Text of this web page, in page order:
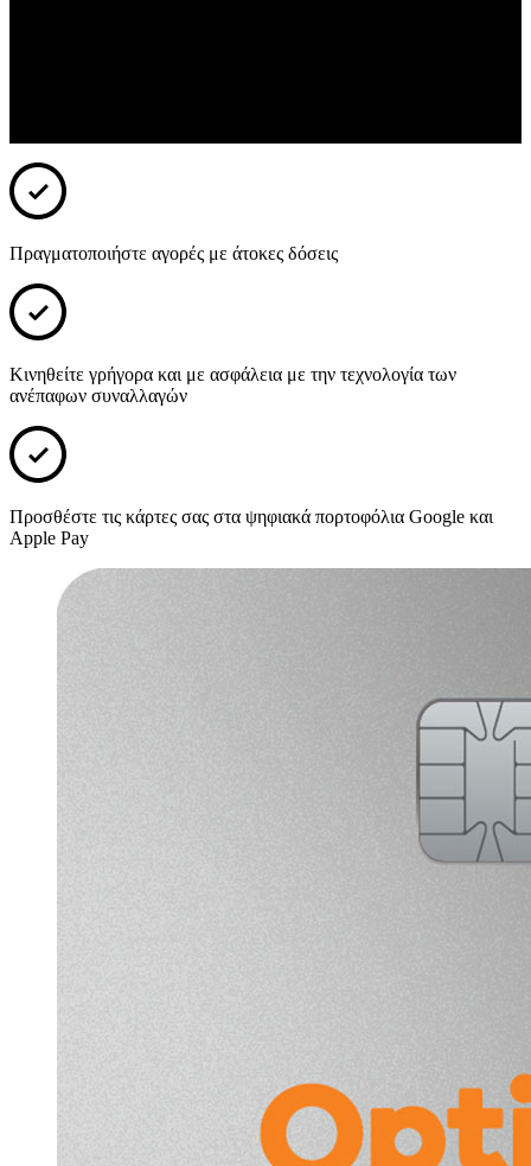
Πραγματοποιήστε αγορές με άτοκες δόσεις
Κινηθείτε γρήγορα και με ασφάλεια με την τεχνολογία των
ανέπαφων συναλλαγών
Προσθέστε τις κάρτες σας στα ψηφιακά πορτοφόλια Google και
Apple Pay